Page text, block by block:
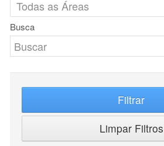
Busca
Filtrar
Limpar Filtros